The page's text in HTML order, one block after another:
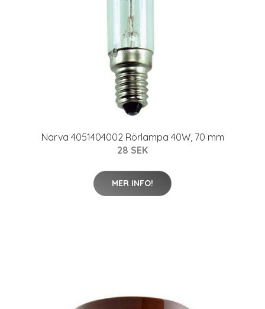
Narva 4051404002 Rörlampa 40W, 70 mm
28 SEK
MER INFO!